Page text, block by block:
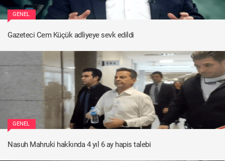
GENEL
Gazeteci Cem Küçük adliyeye sevk edildi
GENEL
Nasuh Mahruki hakkında 4 yıl 6 ay hapis talebi